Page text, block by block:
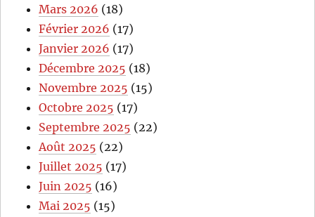
Mars 2026 (18)
Février 2026 (17)
Janvier 2026 (17)
Décembre 2025 (18)
Novembre 2025 (15)
Octobre 2025 (17)
Septembre 2025 (22)
Août 2025 (22)
Juillet 2025 (17)
Juin 2025 (16)
Mai 2025 (15)